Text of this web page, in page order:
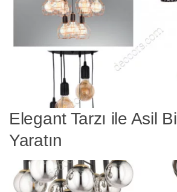
Elegant Tarzı ile Asil
Yaratın